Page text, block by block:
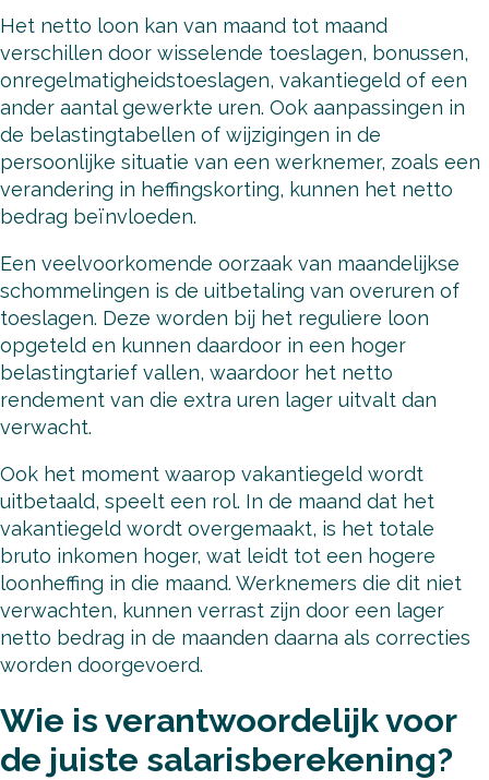
Het netto loon kan van maand tot maand
verschillen door wisselende toeslagen, bonussen,
onregelmatigheidstoeslagen, vakantiegeld of een
ander aantal gewerkte uren. Ook aanpassingen in
de belastingtabellen of wijzigingen in de
persoonlijke situatie van een werknemer, zoals een
verandering in heffingskorting, kunnen het netto
bedrag beïnvloeden.
Een veelvoorkomende oorzaak van maandelijkse
schommelingen is de uitbetaling van overuren of
toeslagen. Deze worden bij het reguliere loon
opgeteld en kunnen daardoor in een hoger
belastingtarief vallen, waardoor het netto
rendement van die extra uren lager uitvalt dan
verwacht.
Ook het moment waarop vakantiegeld wordt
uitbetaald, speelt een rol. In de maand dat het
vakantiegeld wordt overgemaakt, is het totale
bruto inkomen hoger, wat leidt tot een hogere
loonheffing in die maand. Werknemers die dit niet
verwachten, kunnen verrast zijn door een lager
netto bedrag in de maanden daarna als correcties
worden doorgevoerd.
Wie is verantwoordelijk voor
de juiste salarisberekening?